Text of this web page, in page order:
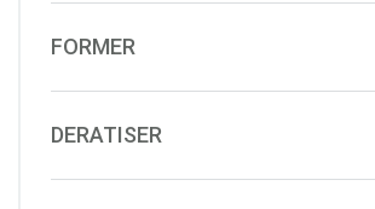
FORMER
DERATISER